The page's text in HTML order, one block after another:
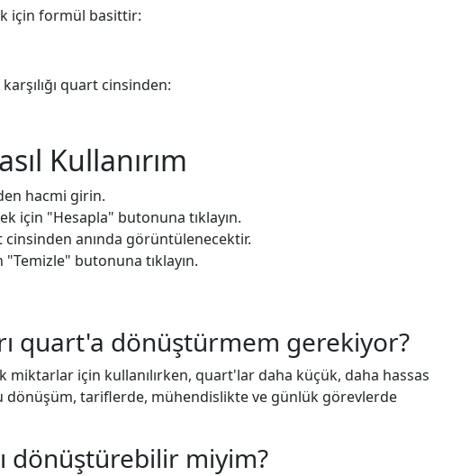
için formül basittir:
quart cinsinden:
Kullanırım
hacmi girin.
için "Hesapla" butonuna tıklayın.
cinsinden anında görüntülenecektir.
"Temizle" butonuna tıklayın.
quart'a dönüştürmem gerekiyor?
miktarlar için kullanılırken, quart'lar daha küçük, daha hassas
dönüşüm, tariflerde, mühendislikte ve günlük görevlerde
dönüştürebilir miyim?